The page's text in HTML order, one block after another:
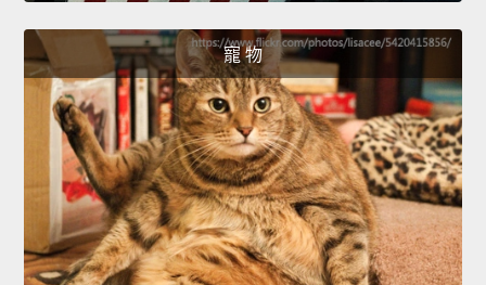
寵 物